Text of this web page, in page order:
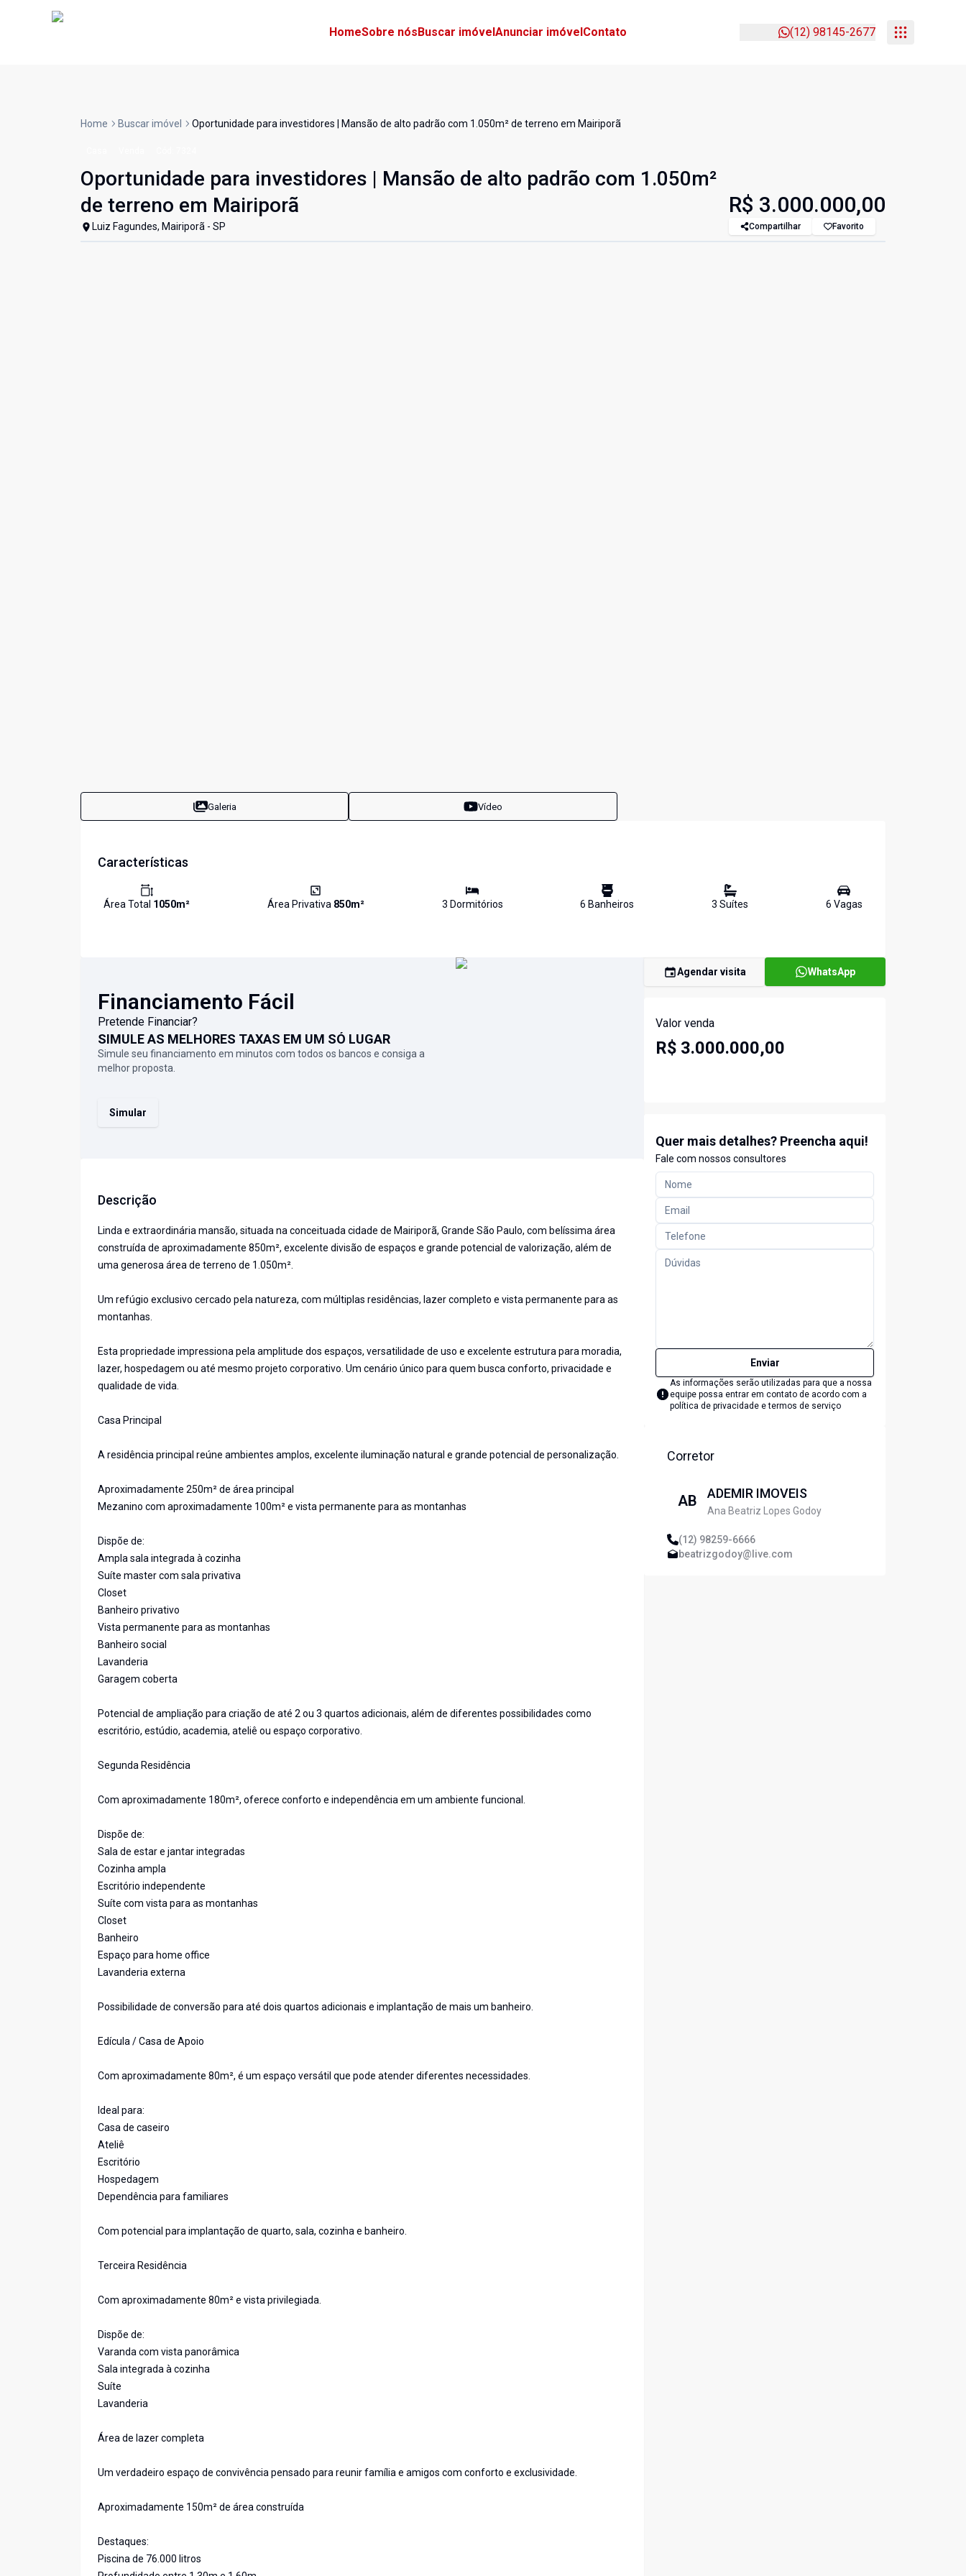
HomeSobre nósBuscar imóvelAnunciar imóvelContato (12) 98145-2677
Home Buscar imóvel Oportunidade para investidores | Mansão de alto padrão com 1.050m² de terreno em Mairiporã
Oportunidade para investidores | Mansão de alto padrão com 1.050m²
de terreno em Mairiporã
Luiz Fagundes, Mairiporã - SP
R$ 3.000.000,00
Compartilhar Favorito
Galeria Vídeo
Características
Área Total 1050m² Área Privativa 850m² 3 Dormitórios 6 Banheiros 3 Suítes 6 Vagas
Financiamento Fácil
Pretende Financiar?
SIMULE AS MELHORES TAXAS EM UM SÓ LUGAR
Simule seu financiamento em minutos com todos os bancos e consiga a
melhor proposta.
Simular
Descrição
Linda e extraordinária mansão, situada na conceituada cidade de Mairiporã, Grande São Paulo, com belíssima área
construída de aproximadamente 850m², excelente divisão de espaços e grande potencial de valorização, além de
uma generosa área de terreno de 1.050m².
Um refúgio exclusivo cercado pela natureza, com múltiplas residências, lazer completo e vista permanente para as
montanhas.
Esta propriedade impressiona pela amplitude dos espaços, versatilidade de uso e excelente estrutura para moradia,
lazer, hospedagem ou até mesmo projeto corporativo. Um cenário único para quem busca conforto, privacidade e
qualidade de vida.
Casa Principal
A residência principal reúne ambientes amplos, excelente iluminação natural e grande potencial de personalização.
Aproximadamente 250m² de área principal
Mezanino com aproximadamente 100m² e vista permanente para as montanhas
Dispõe de:
Ampla sala integrada à cozinha
Suíte master com sala privativa
Closet
Banheiro privativo
Vista permanente para as montanhas
Banheiro social
Lavanderia
Garagem coberta
Potencial de ampliação para criação de até 2 ou 3 quartos adicionais, além de diferentes possibilidades como
escritório, estúdio, academia, ateliê ou espaço corporativo.
Segunda Residência
Com aproximadamente 180m², oferece conforto e independência em um ambiente funcional.
Dispõe de:
Sala de estar e jantar integradas
Cozinha ampla
Escritório independente
Suíte com vista para as montanhas
Closet
Banheiro
Espaço para home office
Lavanderia externa
Possibilidade de conversão para até dois quartos adicionais e implantação de mais um banheiro.
Edícula / Casa de Apoio
Com aproximadamente 80m², é um espaço versátil que pode atender diferentes necessidades.
Ideal para:
Casa de caseiro
Ateliê
Escritório
Hospedagem
Dependência para familiares
Com potencial para implantação de quarto, sala, cozinha e banheiro.
Terceira Residência
Com aproximadamente 80m² e vista privilegiada.
Dispõe de:
Varanda com vista panorâmica
Sala integrada à cozinha
Suíte
Lavanderia
Área de lazer completa
Um verdadeiro espaço de convivência pensado para reunir família e amigos com conforto e exclusividade.
Aproximadamente 150m² de área construída
Destaques:
Piscina de 76.000 litros
Agendar visita WhatsApp
Valor venda
R$ 3.000.000,00
Quer mais detalhes? Preencha aqui!
Fale com nossos consultores
Enviar
As informações serão utilizadas para que a nossa
equipe possa entrar em contato de acordo com a
política de privacidade e termos de serviço
Corretor
AB ADEMIR IMOVEIS
Ana Beatriz Lopes Godoy
(12) 98259-6666
beatrizgodoy@live.com